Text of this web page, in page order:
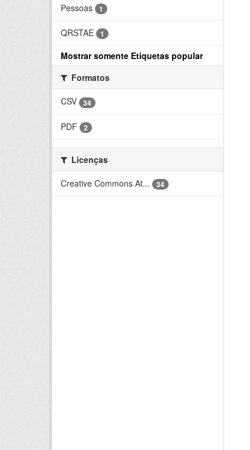
Pessoas 1
QRSTAE 1
Mostrar somente Etiquetas popular
Formatos
CSV
34
PDF 2
Licenças
Creative Commons At...
34